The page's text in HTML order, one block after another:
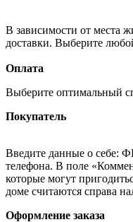
В зависимости от места
доставки. Выберите
Оплата
Выберите оптимальный
Покупатель
Введите данные о себе:
телефона. В поле
которые могут
доме считаются справа
Оформление заказа